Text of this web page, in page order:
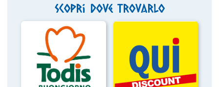
Scopri dove trovarlo